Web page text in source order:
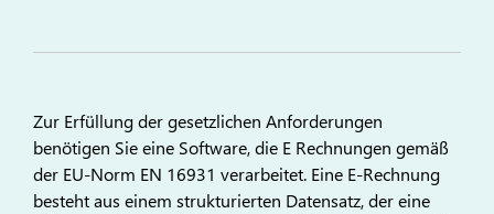
Zur Erfüllung der gesetzlichen Anforderungen
benötigen Sie eine Software, die E Rechnungen gemäß
der EU-Norm EN 16931 verarbeitet. Eine E-Rechnung
besteht aus einem strukturierten Datensatz, der eine